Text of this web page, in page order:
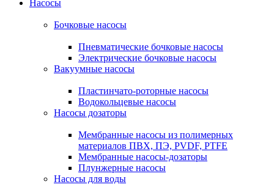
Насосы
Бочковые насосы
Пневматические бочковые насосы
Электрические бочковые насосы
Вакуумные насосы
Пластинчато-роторные насосы
Водокольцевые насосы
Насосы дозаторы
Мембранные насосы из полимерных
материалов ПВХ, ПЭ, PVDF, PTFE
Мембранные насосы-дозаторы
Плунжерные насосы
Насосы для воды